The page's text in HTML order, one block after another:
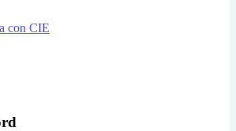
con CIE